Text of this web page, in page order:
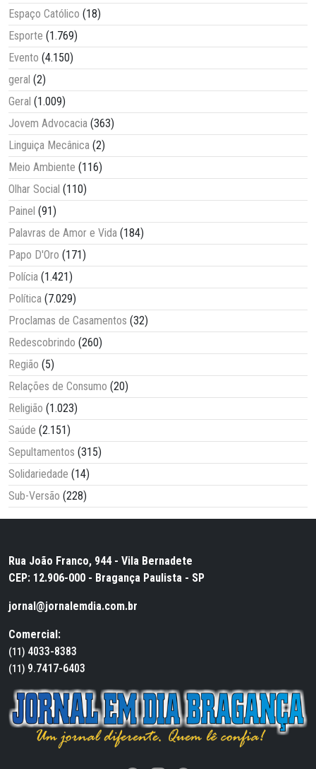
Espaço Católico (18)
Esporte (1.769)
Evento (4.150)
geral (2)
Geral (1.009)
Jovem Advocacia (363)
Linguiça Mecânica (2)
Meio Ambiente (116)
Olhar Social (110)
Painel (91)
Palavras de Amor e Vida (184)
Papo D'Oro (171)
Polícia (1.421)
Política (7.029)
Proclamas de Casamentos (32)
Redescobrindo (260)
Região (5)
Relações de Consumo (20)
Religião (1.023)
Saúde (2.151)
Sepultamentos (315)
Solidariedade (14)
Sub-Versão (228)
Rua João Franco, 944 - Vila Bernadete
CEP: 12.906-000 - Bragança Paulista - SP
jornal@jornalemdia.com.br
Comercial:
(11) 4033-8383
(11) 9.7417-6403